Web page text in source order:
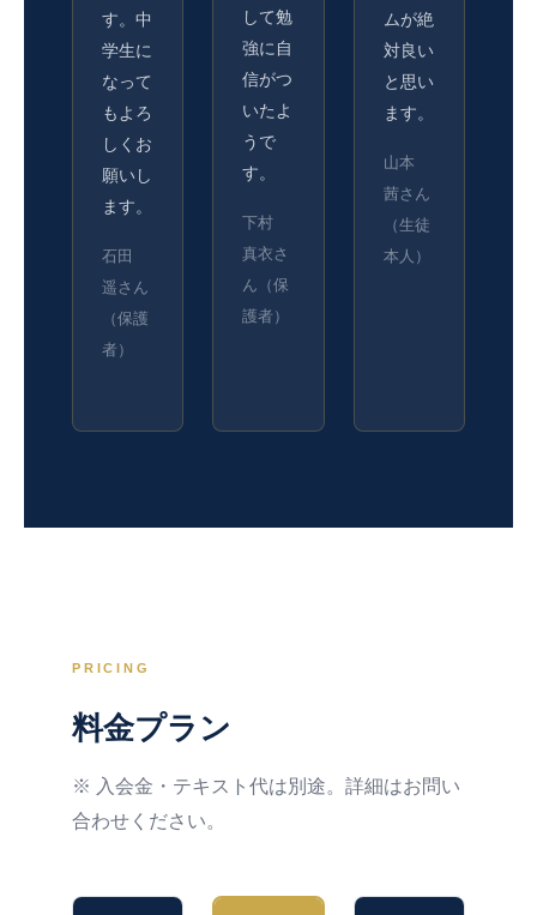
す。中
学生に
なって
もよろ
しくお
願いし
ます。
石田
遥さん
（保護
者）
して勉
強に自
信がつ
いたよ
うで
す。
下村
真衣さ
ん（保
護者）
ムが絶
対良い
と思い
ます。
山本
茜さん
（生徒
本人）
PRICING
料金プラン
※ 入会金・テキスト代は別途。詳細はお問い
合わせください。